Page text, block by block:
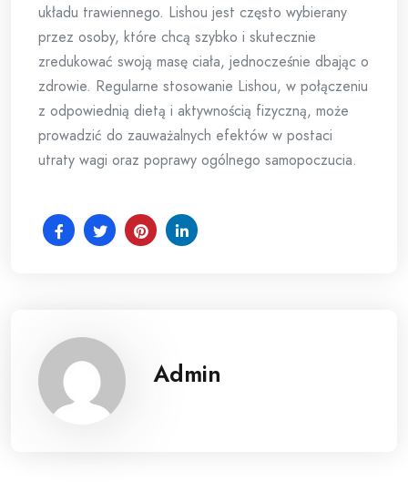
układu trawiennego. Lishou jest często wybierany
przez osoby, które chcą szybko i skutecznie
zredukować swoją masę ciała, jednocześnie dbając o
zdrowie. Regularne stosowanie Lishou, w połączeniu
z odpowiednią dietą i aktywnością fizyczną, może
prowadzić do zauważalnych efektów w postaci
utraty wagi oraz poprawy ogólnego samopoczucia.
Admin